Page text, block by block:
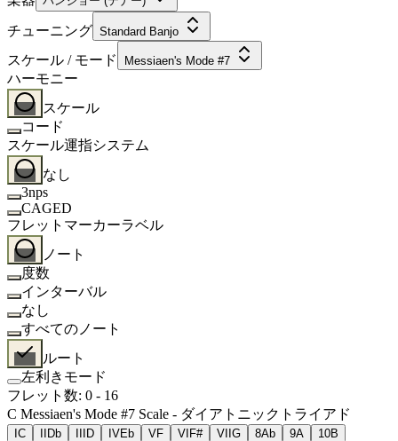
チューニング Standard Banjo
スケール / モード Messiaen's Mode #7
ハーモニー
スケール
コード
スケール運指システム
なし
3nps
CAGED
フレットマーカーラベル
ノート
度数
インターバル
なし
すべてのノート
ルート
左利きモード
フレット数: 0 - 16
C Messiaen's Mode #7 Scale - ダイアトニックトライアド
C Db D IVEb VF VI F# VII G 8Ab 9A 10B